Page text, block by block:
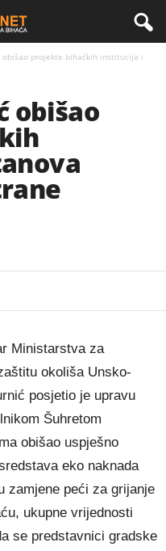
obišao projekte bihaćkih institucija i
obišao
Ministarstva za
okoliša Unsko-
posjetio je upravu
Šuhretom
obišao uspješno
eko naknada
zamjene peći za grijanje
ukupne vrijednosti
se predstavnici gradske